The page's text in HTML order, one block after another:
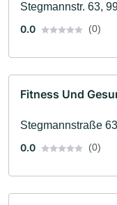
Stegmannstr. 63,
0.0
(0)
Fitness Und
Stegmannstraße
0.0
(0)